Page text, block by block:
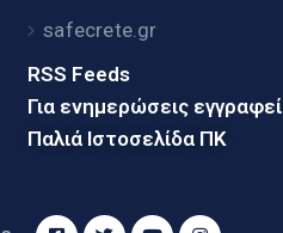
safecrete.gr
RSS Feeds
Για ενημερώσεις
Παλιά Ιστοσελίδα ΠΚ